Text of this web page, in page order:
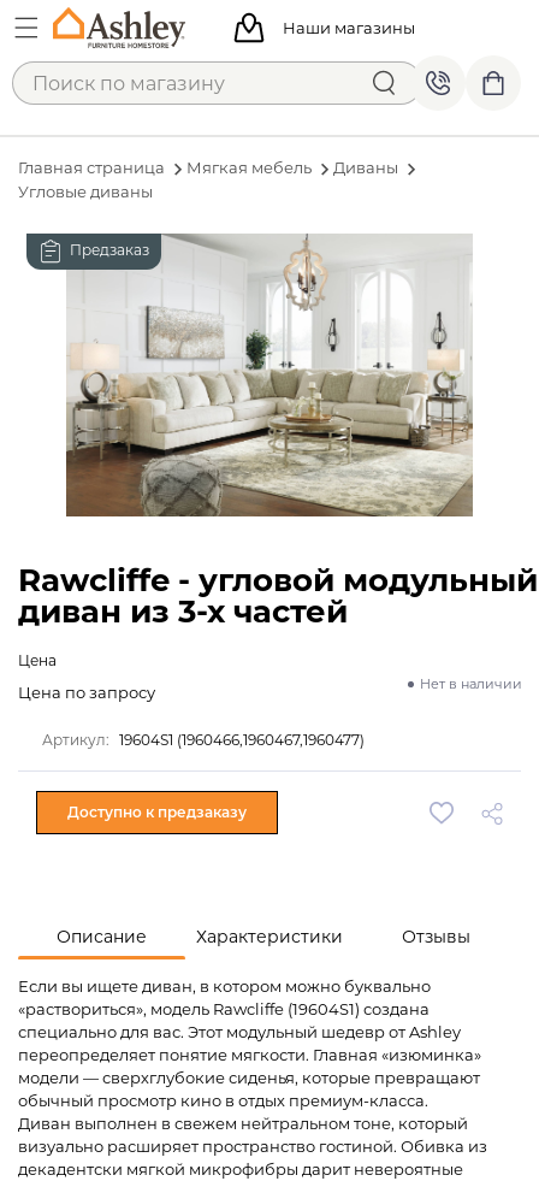
Наши магазины
Главная страница Мягкая мебель
Диваны
Угловые диваны
Предзаказ
Описание Характеристики Отзывы
Если вы ищете диван, в котором можно буквально
«раствориться», модель Rawcliffe (19604S1) создана
специально для вас. Этот модульный шедевр от Ashley
переопределяет понятие мягкости. Главная «изюминка»
модели — сверхглубокие сиденья, которые превращают
обычный просмотр кино в отдых премиум-класса.
Диван выполнен в свежем нейтральном тоне, который
визуально расширяет пространство гостиной. Обивка из
декадентски мягкой микрофибры дарит невероятные
Rawcliffe - угловой модульный
диван из 3-х частей
Цена
Нет в наличии
Цена по запросу
Артикул: 19604S1 (1960466,1960467,1960477)
Доступно к предзаказу